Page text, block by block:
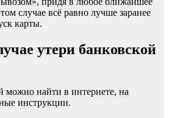
случае всё равно лучше заранее
карты.
утери банковской
можно найти в интернете, на
инструкции.